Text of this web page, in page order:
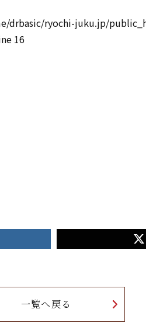
drbasic/ryochi-juku.jp/
16
一覧へ戻る